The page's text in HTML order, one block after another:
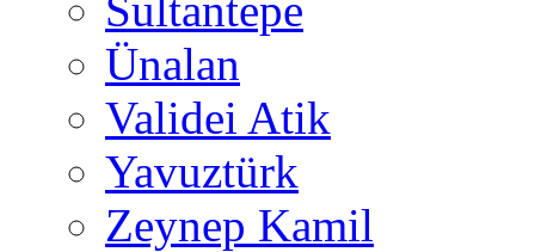
Ünalan
Validei Atik
Yavuztürk
Zeynep Kamil